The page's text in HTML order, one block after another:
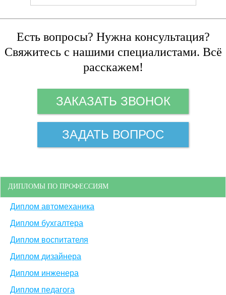
Есть вопросы? Нужна консультация?
Свяжитесь с нашими специалистами. Всё
расскажем!
ЗАКАЗАТЬ ЗВОНОК
ЗАДАТЬ ВОПРОС
ДИПЛОМЫ ПО ПРОФЕССИЯМ
Диплом автомеханика
Диплом бухгалтера
Диплом воспитателя
Диплом дизайнера
Диплом инженера
Диплом педагога